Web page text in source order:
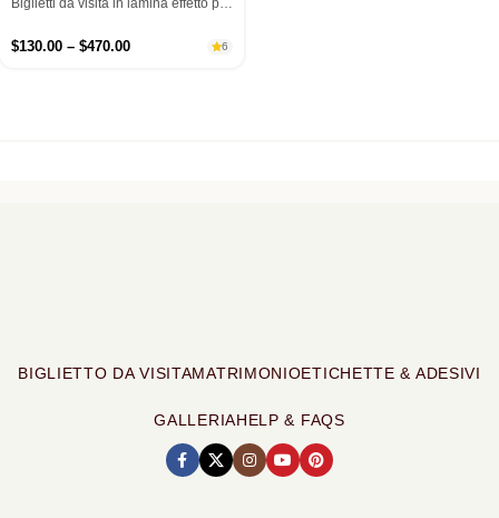
$130.00 – $470.00 6
BIGLIETTO DA VISITAMATRIMONIOETICHETTE & ADESIVI
GALLERIAHELP & FAQS